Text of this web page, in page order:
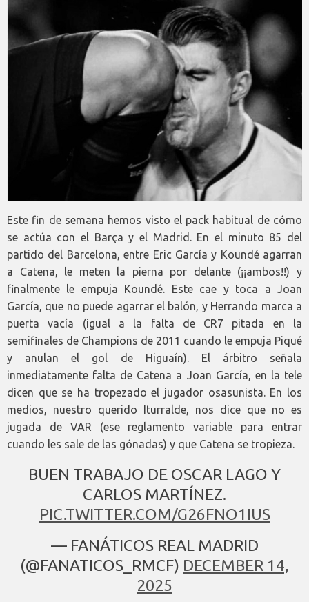
Este fin de semana hemos visto el pack habitual de cómo
se actúa con el Barça y el Madrid. En el minuto 85 del
partido del Barcelona, entre Eric García y Koundé agarran
a Catena, le meten la pierna por delante (¡¡ambos!!) y
finalmente le empuja Koundé. Este cae y toca a Joan
García, que no puede agarrar el balón, y Herrando marca a
puerta vacía (igual a la falta de CR7 pitada en la
semifinales de Champions de 2011 cuando le empuja Piqué
y anulan el gol de Higuaín). El árbitro señala
inmediatamente falta de Catena a Joan García, en la tele
dicen que se ha tropezado el jugador osasunista. En los
medios, nuestro querido Iturralde, nos dice que no es
jugada de VAR (ese reglamento variable para entrar
cuando les sale de las gónadas) y que Catena se tropieza.
BUEN TRABAJO DE OSCAR LAGO Y
CARLOS MARTÍNEZ.
PIC.TWITTER.COM/G26FNO1IUS
— FANÁTICOS REAL MADRID
(@FANATICOS_RMCF) DECEMBER 14,
2025